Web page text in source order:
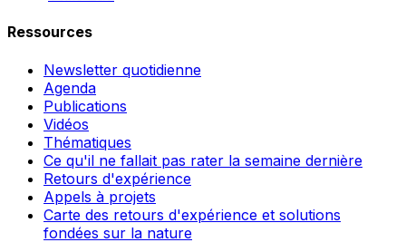
Ressources
Newsletter quotidienne
Agenda
Publications
Vidéos
Thématiques
Ce qu'il ne fallait pas rater la semaine dernière
Retours d'expérience
Appels à projets
Carte des retours d'expérience et solutions
fondées sur la nature